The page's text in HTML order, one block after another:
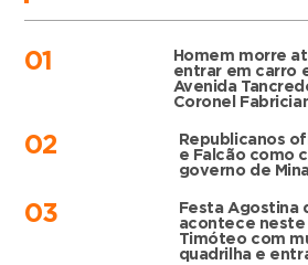
01
Homem morre
entrar em carro
Avenida
Coronel
02
Republicanos
e Falcão como
governo de
03
Festa Agostina
acontece
Timóteo com
quadrilha e